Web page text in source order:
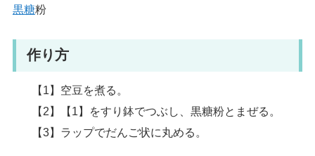
黒糖粉
作り方
【1】空豆を煮る。
【2】【1】をすり鉢でつぶし、黒糖粉とまぜる。
【3】ラップでだんご状に丸める。